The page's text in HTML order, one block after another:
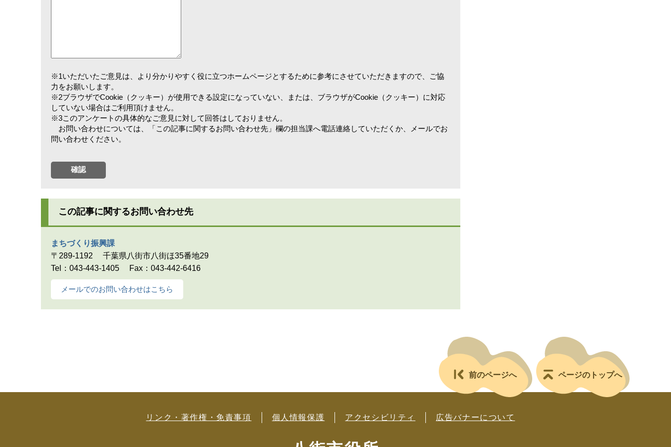
※1いただいたご意見は、より分かりやすく役に立つホームページとするために参考にさせていただきますので、ご協
力をお願いします。
※2ブラウザでCookie（クッキー）が使用できる設定になっていない、または、ブラウザがCookie（クッキー）に対応
していない場合はご利用頂けません。
※3このアンケートの具体的なご意見に対して回答はしておりません。
お問い合わせについては、「この記事に関するお問い合わせ先」欄の担当課へ電話連絡していただくか、メールでお
問い合わせください。
この記事に関するお問い合わせ先
まちづくり振興課
〒289-1192
千葉県八街市八街ほ35番地29
Tel：043-443-1405
Fax：043-442-6416
メールでのお問い合わせはこちら
前のページへ ページのトップへ
リンク・著作権・免責事項 個人情報保護 アクセシビリティ 広告バナーについて